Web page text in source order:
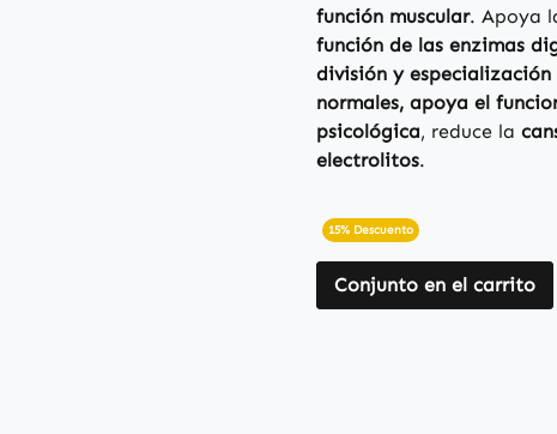
función muscular. Apoya
función de las enzimas
división y especialización
normales, apoya el
psicológica, reduce la
electrolitos.
15% Descuento
Conjunto en el carrito